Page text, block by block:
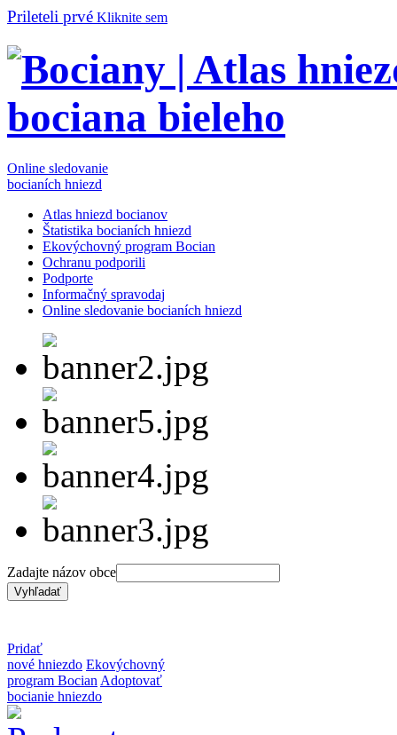
Prileteli prvé Kliknite sem
Online sledovanie
bocianích hniezd
Atlas hniezd bocianov
Štatistika bocianích hniezd
Ekovýchovný program Bocian
Ochranu podporili
Podporte
Informačný spravodaj
Online sledovanie bocianích hniezd
Zadajte názov obce
Pridať
nové hniezdo Ekovýchovný
program Bocian Adoptovať
bocianie hniezdo